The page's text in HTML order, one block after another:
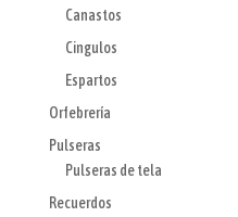
Canastos
Cingulos
Espartos
Orfebrería
Pulseras
Pulseras de tela
Recuerdos